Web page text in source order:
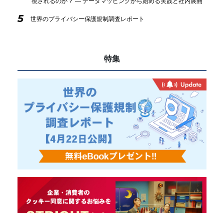
5 世界のプライバシー保護規制調査レポート
特集